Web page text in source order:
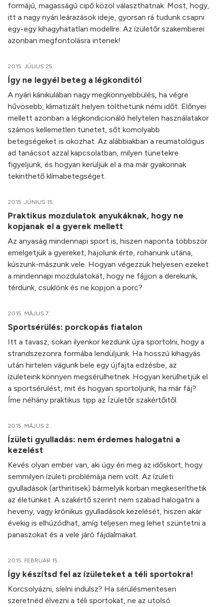
formájú, magasságú cipő közöl választhatnak. Most, hogy,
itt a nagy nyári leárazások ideje, gyorsan rá tudunk csapni
egy-egy kihagyhatatlan modellre. Az ízületőr szakemberei
azonban megfontolásra intenek!
2015. JÚLIUS 25.
Így ne legyél beteg a légkonditól
A nyári kánikulában nagy megkönnyebbülés, ha végre
hűvösebb, klimatizált helyen tölthetünk némi időt. Előnyei
mellett azonban a légkondicionáló helytelen használatakor
számos kellemetlen tünetet, sőt komolyabb
betegségeket is okozhat. Az alábbiakban a reumatológus
ad tanácsot azzal kapcsolatban, milyen tünetekre
figyeljünk, és hogyan kerüljük el a ma már gyakorinak
tekinthető klímabetegséget.
2015. JÚNIUS 15.
Praktikus mozdulatok anyukáknak, hogy ne
kopjanak el a gyerek mellett
Az anyaság mindennapi sport is, hiszen naponta többször
emelgetjük a gyereket, hajolunk érte, rohanunk utána,
kúszunk-mászunk vele. Hogyan végezzük helyesen ezeket
a mindennapi mozdulatokat, hogy ne fájjon a derekunk,
térdünk, csuklónk és ne kopjon a porc?
2015. MÁJUS 7.
Sportsérülés: porckopás fiatalon
Itt a tavasz, sokan ilyenkor kezdünk újra sportolni, hogy a
strandszezonra formába lendüljünk. Ha hosszú kihagyás
után hirtelen vágunk bele egy újfajta edzésbe, az
ízületeink könnyen megsérülhetnek. Hogyan kerülhetjük el
a sportsérülést, mit és hogyan sportoljunk, ha már fáj?
Íme néhány praktikus tipp az Ízületőr szakértőitől.
2015. MÁJUS 2.
Ízületi gyulladás: nem érdemes halogatni a
kezelést
Kevés olyan ember van, aki úgy éri meg az időskort, hogy
semmilyen ízületi problémája nem volt. Az ízületi
gyulladások (arthiritisek) bármelyik korban megkeseríthetik
az életünket. A szakértő szerint nem szabad halogatni a
heveny, vagy krónikus gyulladások kezelését, hiszen akár
évekig is elhúzódhat, amíg teljesen meg lehet szüntetni a
panaszokat és a vele járó fájdalmakat.
2015. FEBRUÁR 15.
Így készítsd fel az ízületeket a téli sportokra!
Korcsolyázni, síelni indulsz? Ha sérülésmentesen
szeretnéd élvezni a téli sportokat, ne az utolsó